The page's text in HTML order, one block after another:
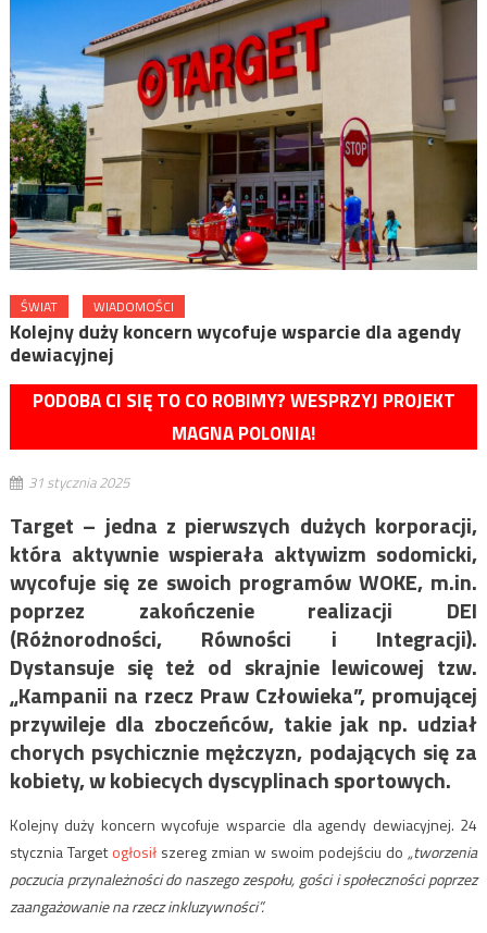
ŚWIAT WIADOMOŚCI
Kolejny duży koncern wycofuje wsparcie dla agendy
dewiacyjnej
PODOBA CI SIĘ TO CO ROBIMY? WESPRZYJ PROJEKT
MAGNA POLONIA!
31 stycznia 2025
Target – jedna z pierwszych dużych korporacji,
która aktywnie wspierała aktywizm sodomicki,
wycofuje się ze swoich programów WOKE, m.in.
poprzez zakończenie realizacji DEI
(Różnorodności, Równości i Integracji).
Dystansuje się też od skrajnie lewicowej tzw.
„Kampanii na rzecz Praw Człowieka”, promującej
przywileje dla zboczeńców, takie jak np. udział
chorych psychicznie mężczyzn, podających się za
kobiety, w kobiecych dyscyplinach sportowych.
Kolejny duży koncern wycofuje wsparcie dla agendy dewiacyjnej. 24
stycznia Targetogłosiłszereg zmian w swoim podejściu do „tworzenia
poczucia przynależności do naszego zespołu, gości i społeczności poprzez
zaangażowanie na rzecz inkluzywności”.